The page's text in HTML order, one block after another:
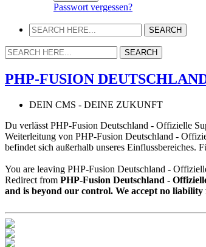
Passwort vergessen?
PHP-FUSION
DEIN CMS - DEINE ZUKUNFT
Du verlässt PHP-Fusion Deutschland - Offizielle
Weiterleitung von PHP-Fusion Deutschland -
befindet sich außerhalb unseres Einflussbereiches.
You are leaving PHP-Fusion Deutschland -
Redirect from PHP-Fusion Deutschland -
and is beyond our control. We accept no